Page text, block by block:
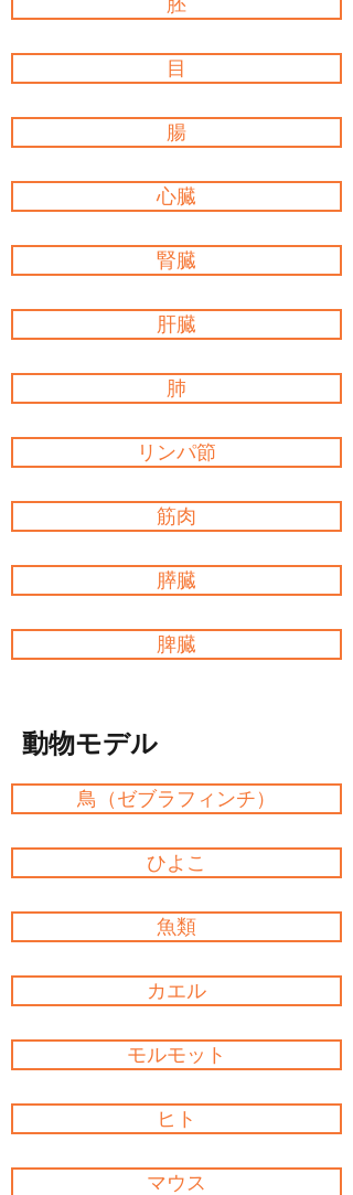
胚
目
腸
心臓
腎臓
肝臓
肺
リンパ節
筋肉
膵臓
脾臓
動物モデル
鳥（ゼブラフィンチ）
ひよこ
魚類
カエル
モルモット
ヒト
マウス